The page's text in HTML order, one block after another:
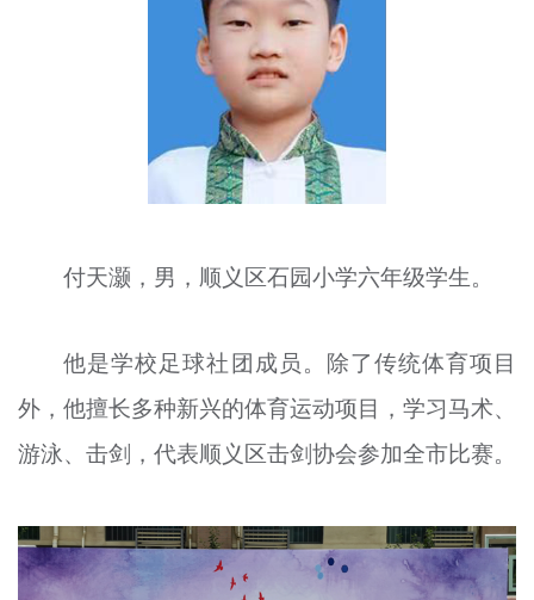
北京宣传文化引导基金
付天灏 ，男，顺义区石园小学六年级学生。
他是学校足球社团成员。除了传统体育项目
外，他擅长多种新兴的体育运动项目，学习马术、
游泳、击剑，代表顺义区击剑协会参加全市比赛。